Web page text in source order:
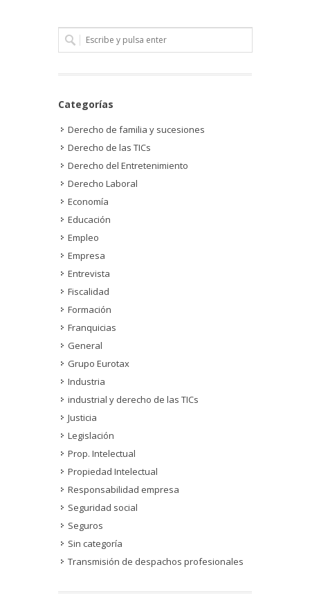
Categorías
Derecho de familia y sucesiones
Derecho de las TICs
Derecho del Entretenimiento
Derecho Laboral
Economía
Educación
Empleo
Empresa
Entrevista
Fiscalidad
Formación
Franquicias
General
Grupo Eurotax
Industria
industrial y derecho de las TICs
Justicia
Legislación
Prop. Intelectual
Propiedad Intelectual
Responsabilidad empresa
Seguridad social
Seguros
Sin categoría
Transmisión de despachos profesionales